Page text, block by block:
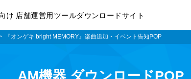
け 店舗運営用ツールダウンロードサイト
『オンゲキ bright MEMORY』楽曲追加・イベント告知POP
AM機器 ダウンロードPOP